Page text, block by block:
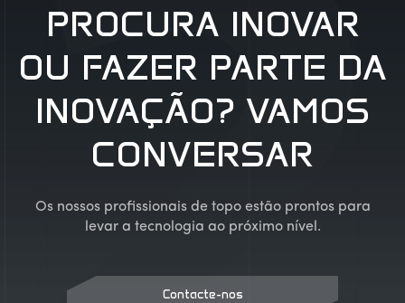
PROCURA INOVAR
OU FAZER PARTE DA
INOVAÇÃO? VAMOS
CONVERSAR
Os nossos profissionais de topo estão prontos para
levar a tecnologia ao próximo nível.
Contacte-nos